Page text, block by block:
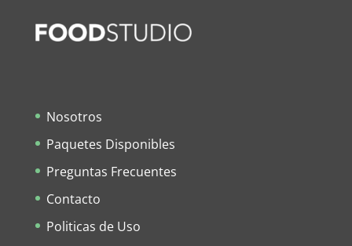
Nosotros
Paquetes Disponibles
Preguntas Frecuentes
Contacto
Politicas de Uso